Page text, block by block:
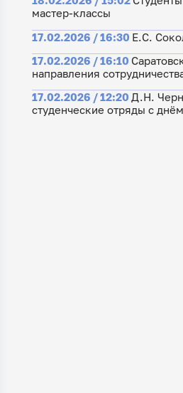
мастер‑классы
17.02.2026 / 16:30 Е.С.
17.02.2026 / 16:10
направления
17.02.2026 / 12:20 Д.Н.
студенческие отряды с